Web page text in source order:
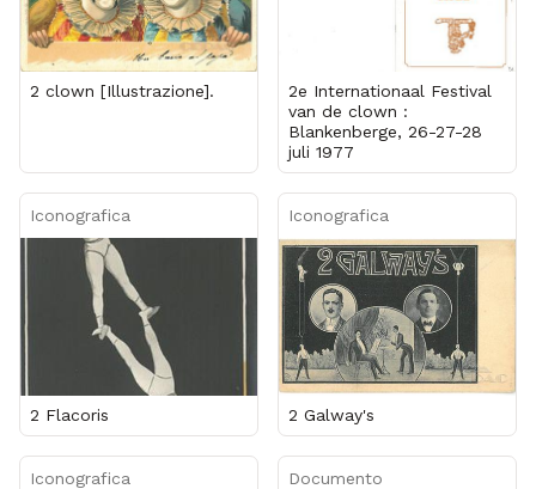
2 clown [Illustrazione].
2e Internationaal Festival
van de clown :
Blankenberge, 26-27-28
juli 1977
Iconografica
2 Flacoris
Iconografica
2 Galway's
Iconografica Documento